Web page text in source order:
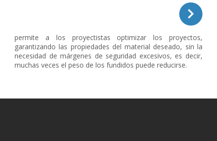
permite a los proyectistas optimizar los proyectos,
garantizando las propiedades del material deseado, sin la
necesidad de márgenes de seguridad excesivos, es decir,
muchas veces el peso de los fundidos puede reducirse.